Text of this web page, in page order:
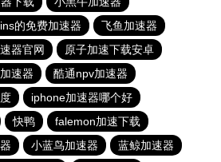
的免费加速器
飞鱼加速器
器官网
原子加速下载安卓
速器
酷通npv加速器
iphone加速器哪个好
快鸭
falemon加速下载
小蓝鸟加速器
蓝鲸加速器